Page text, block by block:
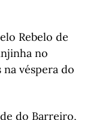
Rebelo de
no
véspera do
do Barreiro,